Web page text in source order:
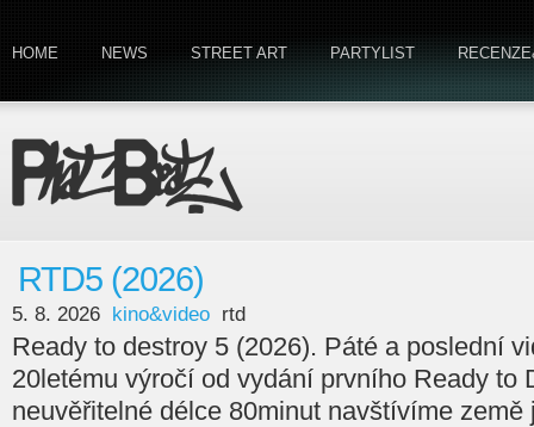
HOME NEWS STREET ART PARTYLIST
RTD5 (2026)
5. 8. 2026 kino&video rtd
Ready to destroy 5 (2026). Páté a poslední
20letému výročí od vydání prvního Ready to
neuvěřitelné délce 80minut navštívíme